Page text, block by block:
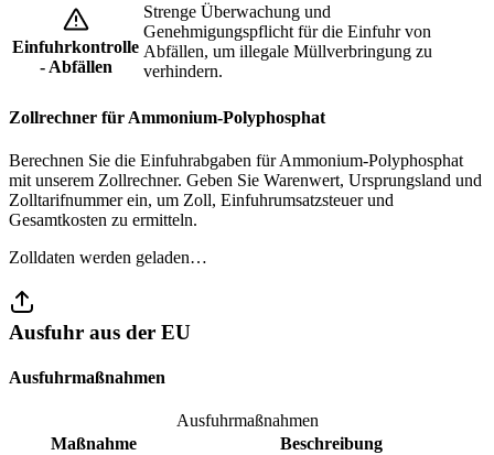
Einfuhrkontrolle
- Abfällen
Strenge Überwachung und
Genehmigungspflicht für die Einfuhr von
Abfällen, um illegale Müllverbringung zu
verhindern.
Zollrechner für Ammonium-Polyphosphat
Berechnen Sie die Einfuhrabgaben für Ammonium-Polyphosphat
mit unserem Zollrechner. Geben Sie Warenwert, Ursprungsland und
Zolltarifnummer ein, um Zoll, Einfuhrumsatzsteuer und
Gesamtkosten zu ermitteln.
Zolldaten werden geladen…
Ausfuhr aus der EU
Ausfuhrmaßnahmen
Ausfuhrmaßnahmen
Maßnahme
Beschreibung